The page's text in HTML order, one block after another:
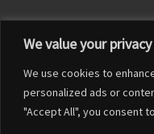
We value your privacy
We use cookies to
personalized ads or
"Accept All", you consent
Facebook
LinkedIn